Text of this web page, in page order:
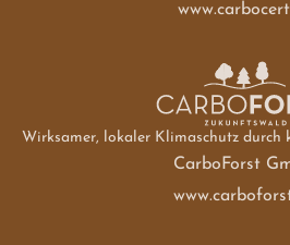
Wirksamer, lokaler Klimaschutz
CarboForst